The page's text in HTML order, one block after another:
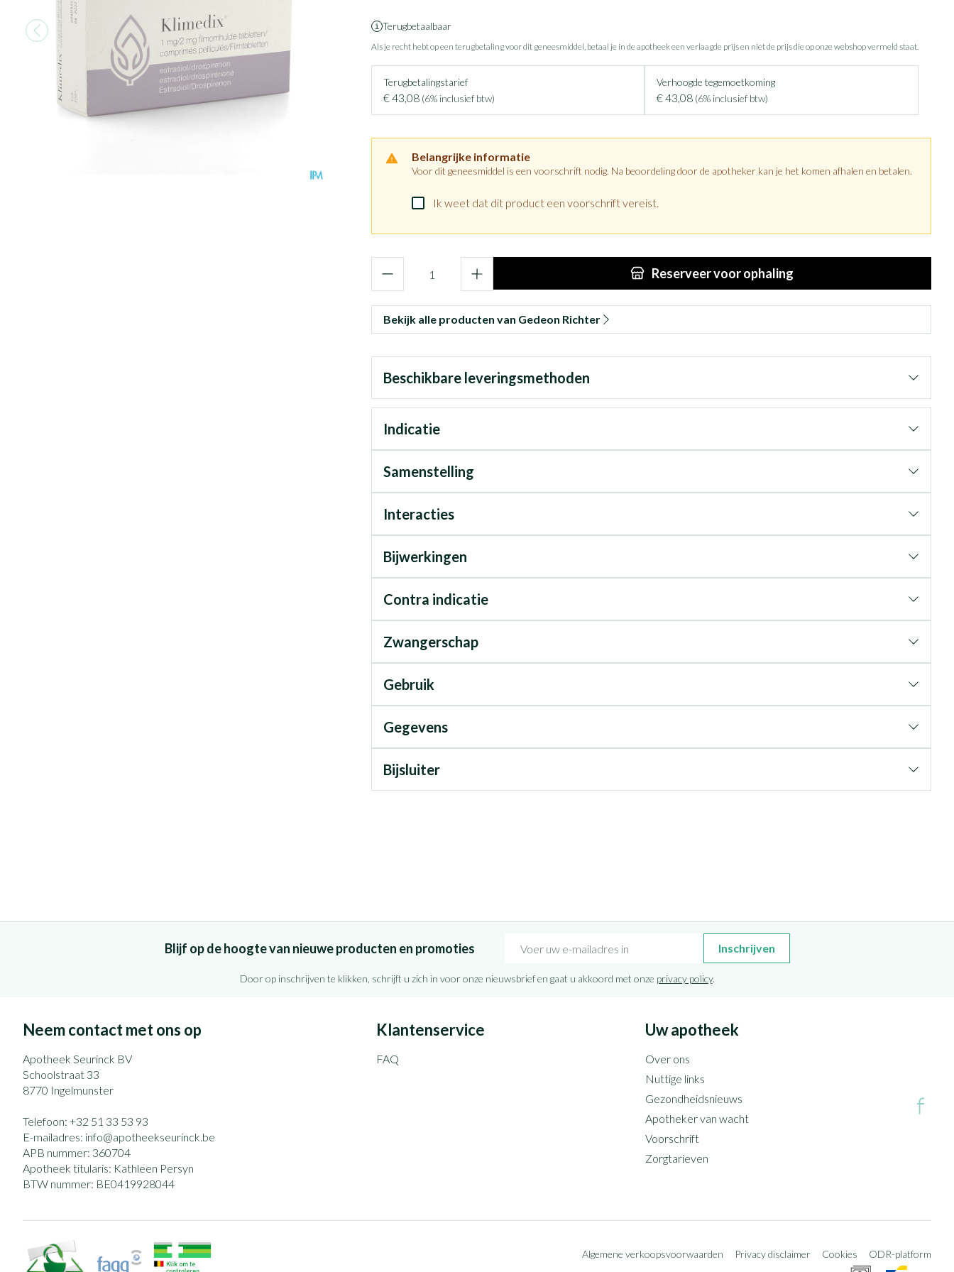
Terugbetaalbaar
Als je recht hebt op een terugbetaling voor dit geneesmiddel, betaal je in de apotheek een verlaagde prijs en niet de prijs die op onze webshop vermeld staat.
Terugbetalingstarief
€ 43,08 (6% inclusief btw)
Verhoogde tegemoetkoming
€ 43,08 (6% inclusief btw)
Belangrijke informatie
Voor dit geneesmiddel is een voorschrift nodig. Na beoordeling door de apotheker kan je het komen afhalen en betalen.
Ik weet dat dit product een voorschrift vereist.
Reserveervoor ophaling
Bekijk alle producten van Gedeon Richter
Beschikbare leveringsmethoden
Indicatie
Samenstelling
Interacties
Bijwerkingen
Contra indicatie
Zwangerschap
Gebruik
Gegevens
Bijsluiter
Blijf op de hoogte van nieuwe producten en promoties Inschrijven
Door op inschrijven te klikken, schrijft u zich in voor onze nieuwsbrief en gaat u akkoord met onze privacy policy.
Neem contact met ons op
Apotheek Seurinck BV
Schoolstraat 33
8770 Ingelmunster
Telefoon: +32 51 33 53 93
E-mailadres: info@apotheekseurinck.be
APB nummer: 360704
Apotheek titularis: Kathleen Persyn
BTW nummer: BE0419928044
Klantenservice
FAQ
Uw apotheek
Over ons
Nuttige links
Gezondheidsnieuws
Apotheker van wacht
Voorschrift
Zorgtarieven
Algemene verkoopsvoorwaarden Privacy disclaimer Cookies ODR-platform